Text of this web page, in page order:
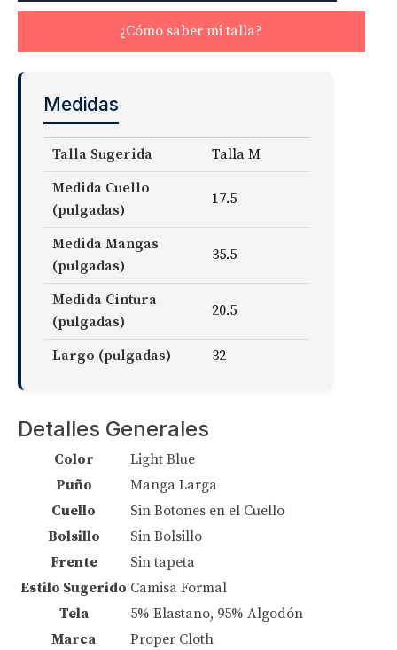
Supima
¿Cómo saber mi talla?
Medidas
Talla Sugerida
Talla M
Medida Cuello
(pulgadas)
17.5
Medida Mangas
(pulgadas)
35.5
Medida Cintura
(pulgadas)
20.5
Largo (pulgadas) 32
Detalles Generales
Color
Light Blue
Puño
Manga Larga
Cuello
Sin Botones en el Cuello
Bolsillo
Sin Bolsillo
Frente
Sin tapeta
Estilo Sugerido Camisa Formal
Tela
5% Elastano, 95% Algodón
Marca
Proper Cloth